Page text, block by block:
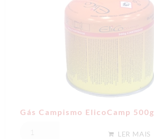
Gás Campismo ElicoCamp 500g
LER MAIS